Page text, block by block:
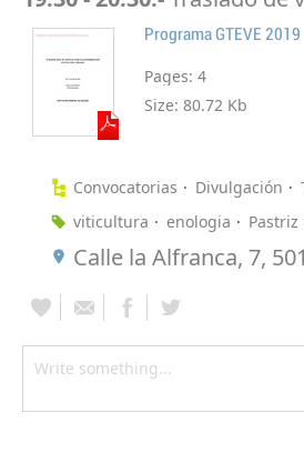
Programa GTEVE 2019
Pages: 4
Size: 80.72 Kb
Convocatorias Divulgación
viticultura
enologia Pastriz
Calle la Alfranca, 7,